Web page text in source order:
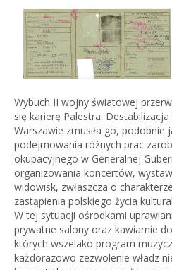
Wybuch II wojny światowej
się karierę Palestra.
Warszawie zmusiła go, podobnie
podejmowania różnych prac
okupacyjnego w Generalnej
organizowania koncertów,
widowisk, zwłaszcza o
zastąpienia polskiego życia
W tej sytuacji ośrodkami
prywatne salony oraz kawiarnie
których wszelako program
każdorazowo zezwolenie władz